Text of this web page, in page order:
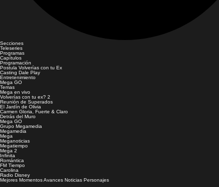
Secciones
Teleseries
Programas
Capítulos
Programación
Postula Volverías con tu Ex
Casting Dale Play
Entretenimiento
Mega GO
Temas
Mega en vivo
Volverías con tu ex? 2
Reunión de Superados
El Jardín de Olivia
Carmen Gloria, Fuerte & Claro
Detrás del Muro
Mega GO
Grupo Megamedia
Megamedia
Mega
Meganoticias
Megatiempo
Mega 2
Infinita
Romántica
FM Tiempo
Carolina
Radio Disney
Mejores MomentosAvances Noticias Personajes